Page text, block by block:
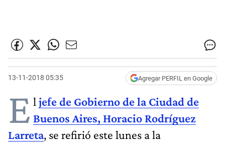
13-11-2018 05:35 Agregar PERFIL en Google
E l jefe de Gobierno de la Ciudad de
Buenos Aires, Horacio Rodríguez
Larreta, se refirió este lunes a la